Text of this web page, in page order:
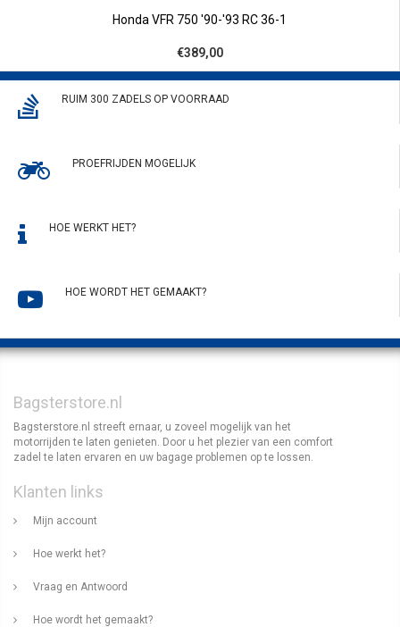
Honda VFR 750 '90-'93 RC 36-1
€389,00
RUIM 300 ZADELS OP VOORRAAD
PROEFRIJDEN MOGELIJK
HOE WERKT HET?
HOE WORDT HET GEMAAKT?
Bagsterstore.nl
Bagsterstore.nl streeft ernaar, u zoveel mogelijk van het
motorrijden te laten genieten. Door u het plezier van een comfort
zadel te laten ervaren en uw bagage problemen op te lossen.
Klanten links
Mijn account
Hoe werkt het?
Vraag en Antwoord
Hoe wordt het gemaakt?